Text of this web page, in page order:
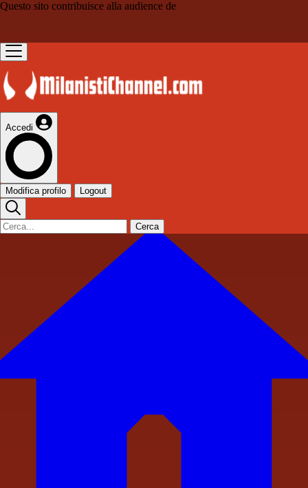
Questo sito contribuisce alla audience de
Accedi
Modifica profilo Logout
Cerca